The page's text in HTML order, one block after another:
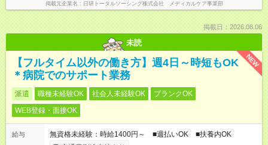
掲載元企業名 日研トータルソーシング株式会社 メディカルケア事業部
掲載日：2026.08.06
未読
NEW
【フルタイム以外の働き方】週4日～時短もOK
＊病院でのサポート業務
派遣 職種未経験OK 社会人未経験OK
ブランクOK
WEB登録・面接OK
給与
無資格未経験：時給1400円～ ■週払いOK ■扶養内OK